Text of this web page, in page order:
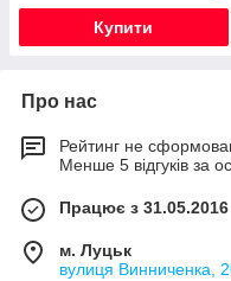
Купити
Про нас
Рейтинг не
Менше 5 відгуків за
Працює з 31.05.2016
м. Луцьк
вулиця Винниченка,